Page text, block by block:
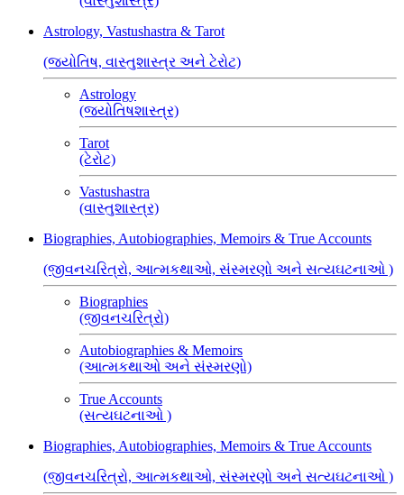
Astrology, Vastushastra & Tarot
(જ્યોતિષ, વાસ્તુશાસ્ત્ર અને ટેરોટ)
Astrology
(જ્યોતિષશાસ્ત્ર)
Tarot
(ટેરોટ)
Vastushastra
(વાસ્તુશાસ્ત્ર)
Biographies, Autobiographies, Memoirs & True Accounts
(જીવનચરિત્રો, આત્મકથાઓ, સંસ્મરણો અને સત્યઘટનાઓ )
Biographies
(જીવનચરિત્રો)
Autobiographies & Memoirs
(આત્મકથાઓ અને સંસ્મરણો)
True Accounts
(સત્યઘટનાઓ )
Biographies, Autobiographies, Memoirs & True Accounts
(જીવનચરિત્રો, આત્મકથાઓ, સંસ્મરણો અને સત્યઘટનાઓ )